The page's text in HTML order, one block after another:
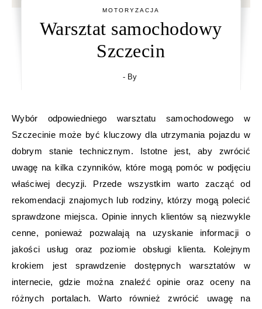
MOTORYZACJA
Warsztat samochodowy
Szczecin
- By
Wybór odpowiedniego warsztatu samochodowego w
Szczecinie może być kluczowy dla utrzymania pojazdu w
dobrym stanie technicznym. Istotne jest, aby zwrócić
uwagę na kilka czynników, które mogą pomóc w podjęciu
właściwej decyzji. Przede wszystkim warto zacząć od
rekomendacji znajomych lub rodziny, którzy mogą polecić
sprawdzone miejsca. Opinie innych klientów są niezwykle
cenne, ponieważ pozwalają na uzyskanie informacji o
jakości usług oraz poziomie obsługi klienta. Kolejnym
krokiem jest sprawdzenie dostępnych warsztatów w
internecie, gdzie można znaleźć opinie oraz oceny na
różnych portalach. Warto również zwrócić uwagę na